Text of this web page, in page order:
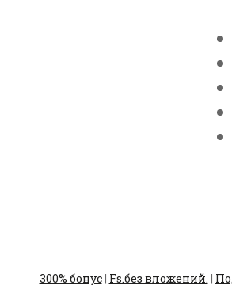
300% бонус| Fs.без вложений. |